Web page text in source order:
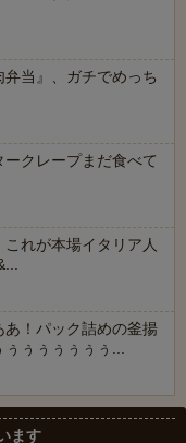
弁当』、ガチでめっち
クレープまだ食べて
これが本場イタリア人
！パック詰めの釜揚
ぅぅぅぅぅぅ...
ます